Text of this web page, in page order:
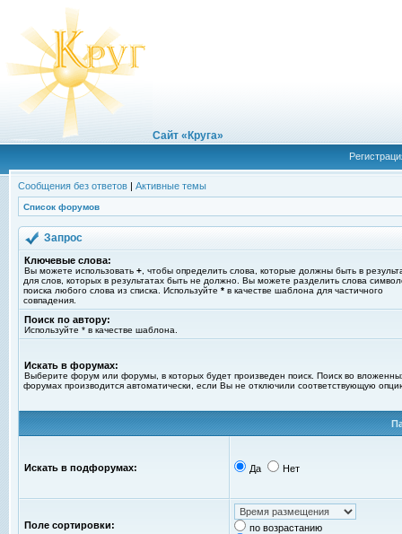
Сайт «Круга»
Сообщения без ответов | Активные темы
Список форумов
Запрос
Ключевые слова:
Вы можете использовать + , чтобы определить слова, которые должны быть в
для слов, которых в результатах быть не должно. Вы можете разделить слова
поиска любого слова из списка. Используйте * в качестве шаблона для частичного
совпадения.
Поиск по автору:
Используйте * в качестве шаблона.
Искать в форумах:
Выберите форум или форумы, в которых будет произведен поиск. Поиск во
форумах производится автоматически, если Вы не отключили соответствующую
Искать в подфорумах: Да Нет
Поле сортировки:
по возрастанию